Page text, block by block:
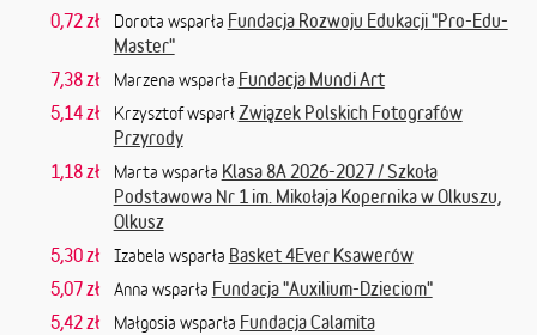
0,72 zł
Dorota wsparła Fundacja Rozwoju Edukacji "Pro-Edu-
Master"
7,38 zł
Marzena wsparła Fundacja Mundi Art
5,14 zł
Krzysztof wsparł Związek Polskich Fotografów
Przyrody
1,18 zł
Marta wsparła Klasa 8A 2026-2027 / Szkoła
Podstawowa Nr 1 im. Mikołaja Kopernika w Olkuszu,
Olkusz
5,30 zł
Izabela wsparła Basket 4Ever Ksawerów
5,07 zł
Anna wsparła Fundacja "Auxilium-Dzieciom"
5,42 zł
Małgosia wsparła Fundacja Calamita